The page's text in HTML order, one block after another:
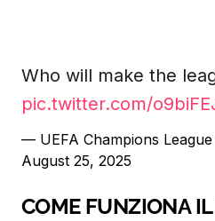
Who will make the
pic.twitter.com/
— UEFA Champions
August 25, 2025
COME FUNZIONA